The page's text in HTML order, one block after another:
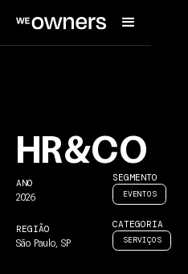
HR&CO
ANO
2026
SEGMENTO
EVENTOS
REGIÃO
São Paulo, SP
CATEGORIA
SERVIÇOS